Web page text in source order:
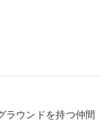
ラウンドを持つ仲間